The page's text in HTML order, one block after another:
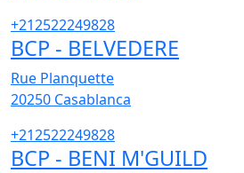
+212522249828
BCP - BELVEDERE
Rue Planquette
20250 Casablanca
+212522249828
BCP - BENI M'GUILD